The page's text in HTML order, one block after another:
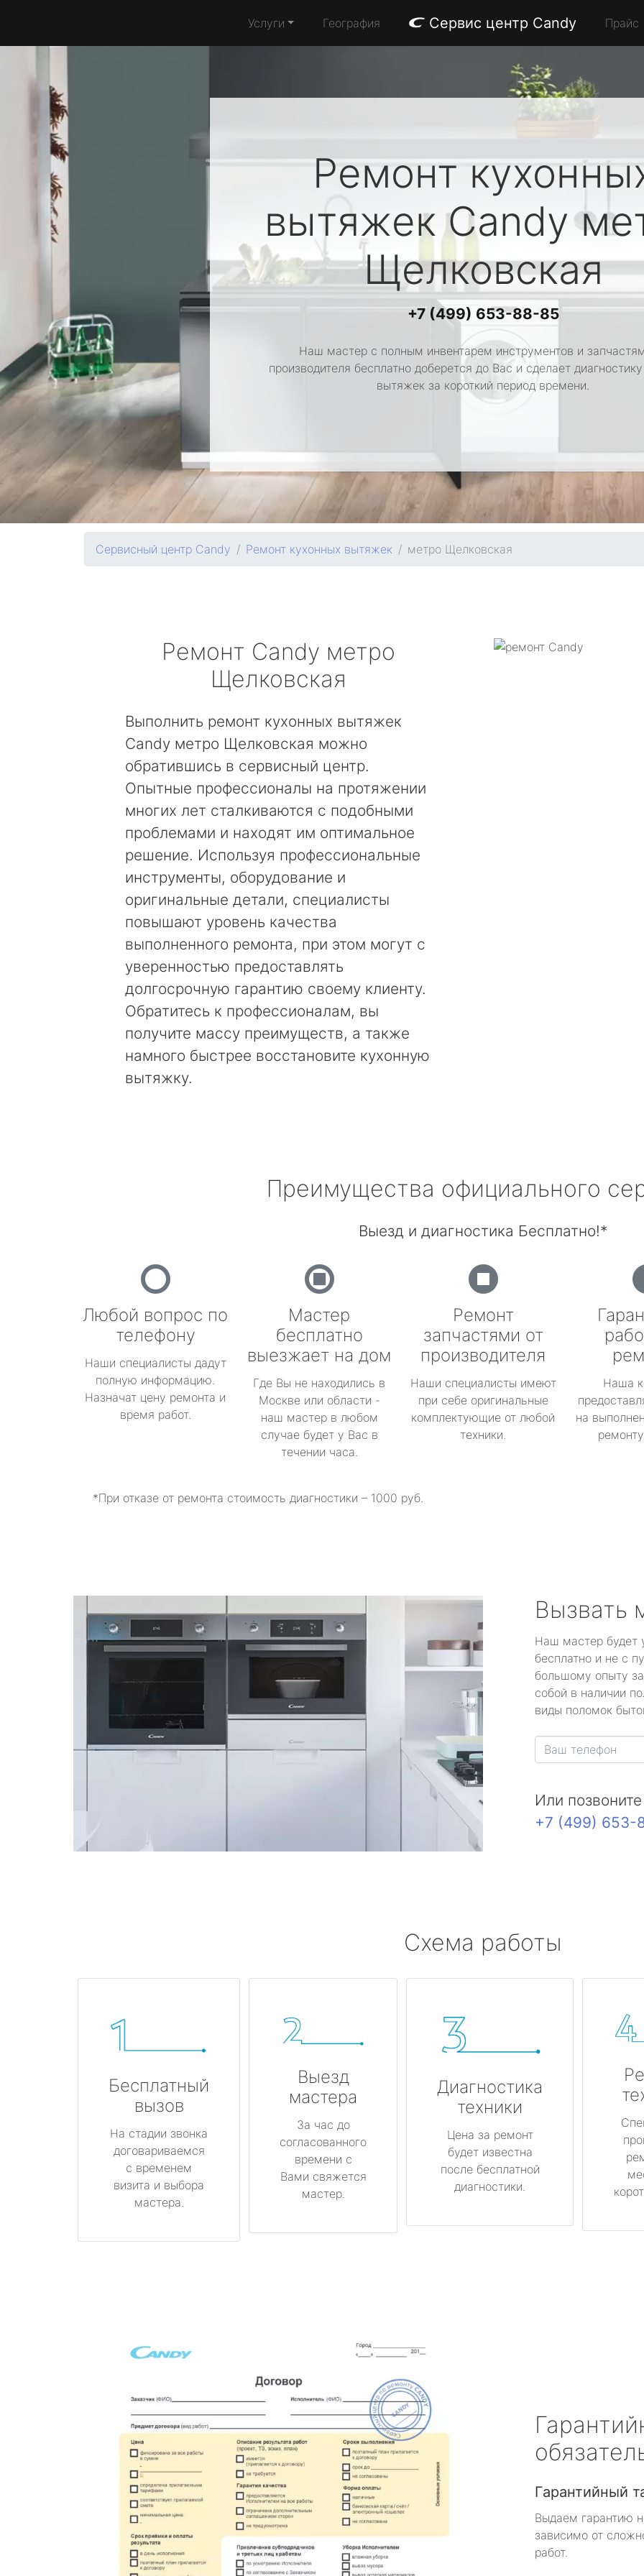
Услуги География Сервис центр Candy Прайс
Ремонт
вытяжекCandy
Щелковская
+7 (499) 653-88-85
Наш мастер с полным инвентарем инструментов и
производителя бесплатно доберется до Вас и сделает
вытяжек за короткий период времени.
Сервисный центр Candy Ремонт кухонных вытяжек метро Щелковская
Ремонт Candy метро
Щелковская
Выполнить ремонт кухонных вытяжек
Candy метро Щелковская можно
обратившись в сервисный центр.
Опытные профессионалы на протяжении
многих лет сталкиваются с подобными
проблемами и находят им оптимальное
решение. Используя профессиональные
инструменты, оборудование и
оригинальные детали, специалисты
повышают уровень качества
выполненного ремонта, при этом могут с
уверенностью предоставлять
долгосрочную гарантию своему клиенту.
Обратитесь к профессионалам, вы
получите массу преимуществ, а также
намного быстрее восстановите кухонную
вытяжку.
Преимущества официального
Выезд и диагностика Бесплатно!*
Любой вопрос по
телефону
Наши специалисты дадут
полную информацию.
Назначат цену ремонта и
время работ.
Мастер
бесплатно
выезжает на дом
Где Вы не находились в
Москве или области -
наш мастер в любом
случае будет у Вас в
течении часа.
Ремонт
запчастями от
производителя
Наши специалисты имеют
при себе оригинальные
комплектующие от любой
техники.
Наша
на
*При отказе от ремонта стоимость диагностики – 1000 руб.
Вызвать
Наш мастер будет
бесплатно и не с
большому опыту
собой в наличии
виды поломок
Или
+7 (499) 653-
Схема работы
Бесплатный
вызов
На стадии звонка
договариваемся
с временем
визита и выбора
мастера.
Выезд
мастера
За час до
согласованного
времени с
Вами свяжется
мастер.
Диагностика
техники
Цена за ремонт
будет известна
после бесплатной
диагностики.
Гарантийный
Выдаем гарантию
зависимо от
работ.